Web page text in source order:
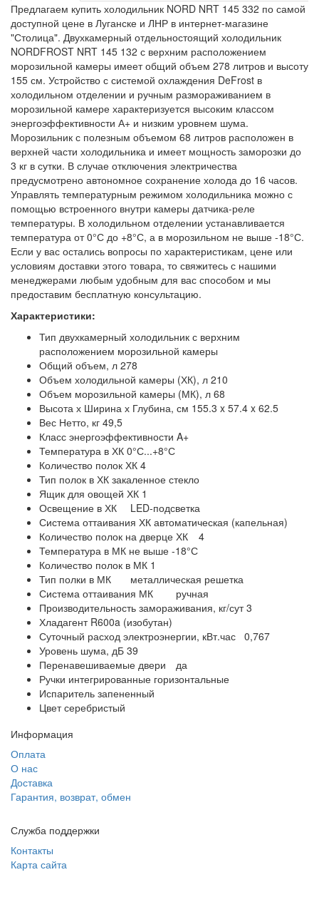
Предлагаем купить холодильник NORD NRT 145 332 по самой
доступной цене в Луганске и ЛНР в интернет-магазине
"Столица". Двухкамерный отдельностоящий холодильник
NORDFROST NRT 145 132 с верхним расположением
морозильной камеры имеет общий объем 278 литров и высоту
155 см. Устройство с системой охлаждения DeFrost в
холодильном отделении и ручным размораживанием в
морозильной камере характеризуется высоким классом
энергоэффективности А+ и низким уровнем шума.
Морозильник с полезным объемом 68 литров расположен в
верхней части холодильника и имеет мощность заморозки до
3 кг в сутки. В случае отключения электричества
предусмотрено автономное сохранение холода до 16 часов.
Управлять температурным режимом холодильника можно с
помощью встроенного внутри камеры датчика-реле
температуры. В холодильном отделении устанавливается
температура от 0°С до +8°С, а в морозильном не выше -18°С.
Если у вас остались вопросы по характеристикам, цене или
условиям доставки этого товара, то свяжитесь с нашими
менеджерами любым удобным для вас способом и мы
предоставим бесплатную консультацию.
Характеристики:
Тип двухкамерный холодильник с верхним
расположением морозильной камеры
Общий объем, л 278
Объем холодильной камеры (ХК), л 210
Объем морозильной камеры (МК), л 68
Высота х Ширина х Глубина, см 155.3 x 57.4 x 62.5
Вес Нетто, кг 49,5
Класс энергоэффективности A+
Температура в ХК 0°С...+8°С
Количество полок ХК 4
Тип полок в ХК закаленное стекло
Ящик для овощей ХК 1
Освещение в ХК
LED-подсветка
Система оттаивания ХК автоматическая (капельная)
Количество полок на дверце ХК
4
Температура в МК не выше -18°С
Количество полок в МК 1
Тип полки в МК
металлическая решетка
Система оттаивания МК
ручная
Производительность замораживания, кг/сут 3
Хладагент R600a (изобутан)
Суточный расход электроэнергии, кВт.час 0,767
Уровень шума, дБ 39
Перенавешиваемые двери
да
Ручки интегрированные горизонтальные
Испаритель запененный
Цвет серебристый
Информация
Оплата
О нас
Доставка
Гарантия, возврат, обмен
Служба поддержки
Контакты
Карта сайта